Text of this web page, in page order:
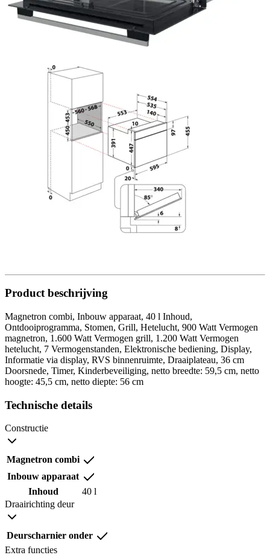
Product beschrijving
Magnetron combi, Inbouw apparaat, 40 l Inhoud,
Ontdooiprogramma, Stomen, Grill, Hetelucht, 900 Watt Vermogen
magnetron, 1.600 Watt Vermogen grill, 1.200 Watt Vermogen
hetelucht, 7 Vermogenstanden, Elektronische bediening, Display,
Informatie via display, RVS binnenruimte, Draaiplateau, 36 cm
Doorsnede, Timer, Kinderbeveiliging, netto breedte: 59,5 cm, netto
hoogte: 45,5 cm, netto diepte: 56 cm
Technische details
Constructie
Magnetron combi
Inbouw apparaat
Inhoud
40 l
Draairichting deur
Deurscharnier onder
Extra functies